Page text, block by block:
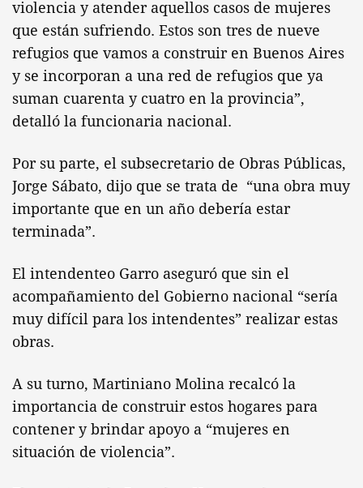
violencia y atender aquellos casos de mujeres
que están sufriendo. Estos son tres de nueve
refugios que vamos a construir en Buenos Aires
y se incorporan a una red de refugios que ya
suman cuarenta y cuatro en la provincia”,
detalló la funcionaria nacional.
Por su parte, el subsecretario de Obras Públicas,
Jorge Sábato, dijo que se trata de “una obra muy
importante que en un año debería estar
terminada”.
El intendenteo Garro aseguró que sin el
acompañamiento del Gobierno nacional “sería
muy difícil para los intendentes” realizar estas
obras.
A su turno, Martiniano Molina recalcó la
importancia de construir estos hogares para
contener y brindar apoyo a “mujeres en
situación de violencia”.